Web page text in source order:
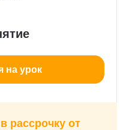
на урок
рассрочку от